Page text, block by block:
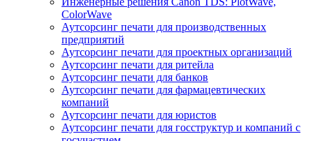
ColorWave
Аутсорсинг печати для производственных
предприятий
Аутсорсинг печати для проектных организаций
Аутсорсинг печати для ритейла
Аутсорсинг печати для банков
Аутсорсинг печати для фармацевтических
компаний
Аутсорсинг печати для юристов
Аутсорсинг печати для госструктур и компаний с